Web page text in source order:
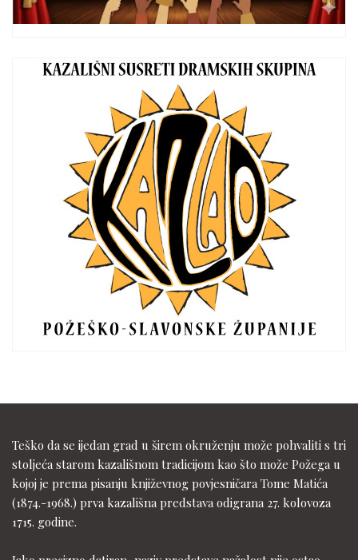
Teško da se ijedan grad u širem okruženju može pohvaliti s tri
stoljeća starom kazališnom tradicijom kao što može Požega u
kojoj je prema pisanju književnog povjesničara Tome Matića
(1874.-1968.) prva kazališna predstava odigrana 27. kolovoza
1715. godine.